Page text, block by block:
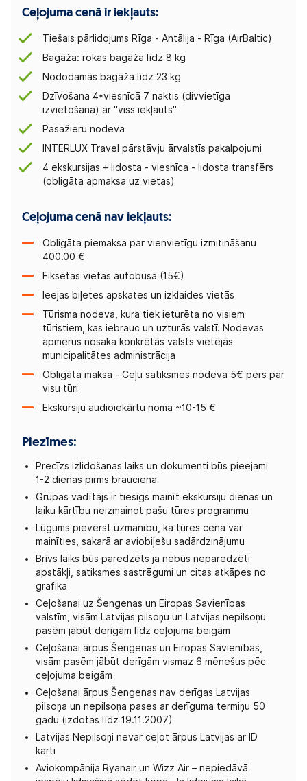
Ceļojuma cenā ir iekļauts:
Tiešais pārlidojums Rīga - Antālija - Rīga (AirBaltic)
Bagāža: rokas bagāža līdz 8 kg
Nododamās bagāža līdz 23 kg
Dzīvošana 4*viesnīcā 7 naktis (divvietīga
izvietošana) ar "viss iekļauts"
Pasažieru nodeva
INTERLUX Travel pārstāvju ārvalstīs pakalpojumi
4 ekskursijas + lidosta - viesnīca - lidosta transfērs
(obligāta apmaksa uz vietas)
Ceļojuma cenā nav iekļauts:
Obligāta piemaksa par vienvietīgu izmitināšanu
400.00 €
Fiksētas vietas autobusā (15€)
Ieejas biļetes apskates un izklaides vietās
Tūrisma nodeva, kura tiek ieturēta no visiem
tūristiem, kas iebrauc un uzturās valstī. Nodevas
apmērus nosaka konkrētās valsts vietējās
municipalitātes administrācija
Obligāta maksa - Ceļu satiksmes nodeva 5€ pers par
visu tūri
Ekskursiju audioiekārtu noma ~10-15 €
Piezīmes:
Precīzs izlidošanas laiks un dokumenti būs pieejami
1-2 dienas pirms brauciena
Grupas vadītājs ir tiesīgs mainīt ekskursiju dienas un
laiku kārtību neizmainot pašu tūres programmu
Lūgums pievērst uzmanību, ka tūres cena var
mainīties, sakarā ar aviobiļešu sadārdzinājumu
Brīvs laiks būs paredzēts ja nebūs neparedzēti
apstākļi, satiksmes sastrēgumi un citas atkāpes no
grafika
Ceļošanai uz Šengenas un Eiropas Savienības
valstīm, visām Latvijas pilsoņu un Latvijas nepilsoņu
pasēm jābūt derīgām līdz ceļojuma beigām
Ceļošanai ārpus Šengenas un Eiropas Savienības,
visām pasēm jābūt derīgām vismaz 6 mēnešus pēc
ceļojuma beigām
Ceļošanai ārpus Šengenas nav derīgas Latvijas
pilsoņa un nepilsoņa pases ar derīguma termiņu 50
gadu (izdotas līdz 19.11.2007)
Latvijas Nepilsoņi nevar ceļot ārpus Latvijas ar ID
karti
Aviokompānija Ryanair un Wizz Air – nepiedāvā